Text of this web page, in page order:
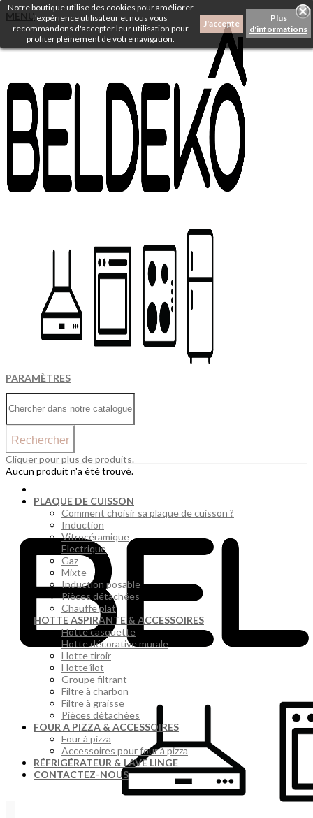
MENU
PARAMÈTRES
Rechercher
Cliquer pour plus de produits.
Aucun produit n'a été trouvé.
Notre boutique utilise des cookies pour améliorer
l'expérience utilisateur et nous vous
recommandons d'accepter leur utilisation pour
profiter pleinement de votre navigation.
J'accepte
Plus
d'informations
PLAQUE DE CUISSON
Comment choisir sa plaque de cuisson ?
Induction
Vitrocéramique
Electrique
Gaz
Mixte
Induction posable
Pièces détachées
Chauffe plat
HOTTE ASPIRANTE & ACCESSOIRES
Hotte casquette
Hotte décorative murale
Hotte tiroir
Hotte îlot
Groupe filtrant
Filtre à charbon
Filtre à graisse
Pièces détachées
FOUR A PIZZA & ACCESSOIRES
Four à pizza
Accessoires pour four à pizza
RÉFRIGÉRATEUR & LAVE LINGE
CONTACTEZ-NOUS